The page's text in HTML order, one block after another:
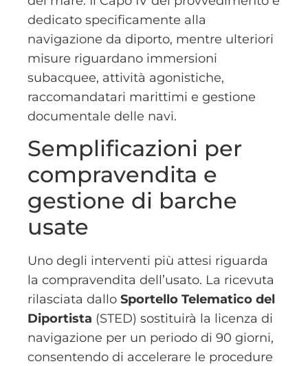
dedicato specificamente alla
navigazione da diporto, mentre ulteriori
misure riguardano immersioni
subacquee, attività agonistiche,
raccomandatari marittimi e gestione
documentale delle navi.
Semplificazioni per
compravendita e
gestione di barche
usate
Uno degli interventi più attesi riguarda
la compravendita dell’usato. La ricevuta
rilasciata dallo Sportello Telematico del
Diportista (STED) sostituirà la licenza di
navigazione per un periodo di 90 giorni,
consentendo di accelerare le procedure